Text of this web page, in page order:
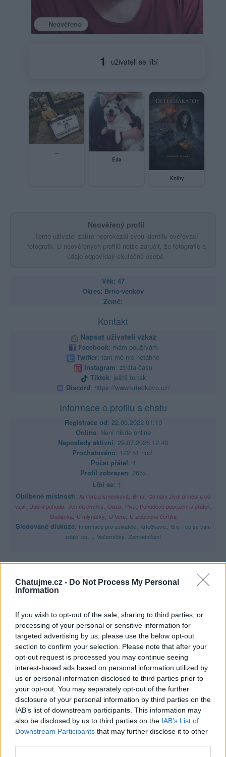
Chatujme.cz - Do Not Process My Personal
Information
If you wish to opt-out of the sale, sharing to third parties, or
processing of your personal or sensitive information for
targeted advertising by us, please use the below opt-out
section to confirm your selection. Please note that after your
opt-out request is processed you may continue seeing
interest-based ads based on personal information utilized by
us or personal information disclosed to third parties prior to
your opt-out. You may separately opt-out of the further
disclosure of your personal information by third parties on the
IAB’s list of downstream participants. This information may
also be disclosed by us to third parties on the IAB’s List of
Downstream Participants that may further disclose it to other
Neověřeno
1 uživateli se líbí
...
Eda
Knihy
Neověřený profil
Tento uživatel zatím neprokázal svou identitu ověřovací
fotografií. U neověřených profilů nelze zaručit, že fotografie a
údaje odpovídají skutečné osobě.
Věk: 47
Okres: Brno-venkov
Země:
Kontakt
Napsat uživateli vzkaz
Facebook: mám používám
Twitter: tam mě nic netáhne
Instagram: ztráta času
Tiktok: ještě to tak
Discord: https://www.krteckovo.cz/
Informace o profilu a chatu
Registrace od: 22.06.2022 01:10
Online: Není nikde online
Naposledy aktivní: 29.07.2026 12:40
Prochatováno: 122.51 hod.
Počet přátel: 4
Profil zobrazen: 265x
Líbí se: 1
Oblibené místnosti: Amfora písmenková, Brno, Co nám život přinesl a co
vzal, Dobrá pohoda, Jen na chvilku, Oáza, Pivo, Pohodové posezení s přáteli,
Studánka, U mlynářky, U Veru, U zlobivého čertika
Sledované diskuze: Informace pro uživatele, Krtečkovic, Sny - co se vám
zdálo, co… , Večerníčky, Zahradničení
Poslední 3 příspěvky na mé zdi
Krtecek (před 3 lety)